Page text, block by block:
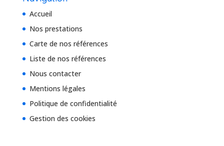
Accueil
Nos prestations
Carte de nos références
Liste de nos références
Nous contacter
Mentions légales
Politique de confidentialité
Gestion des cookies